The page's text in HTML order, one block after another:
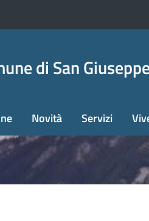
di San
Novità Servizi